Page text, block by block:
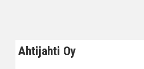
Ahtijahti Oy